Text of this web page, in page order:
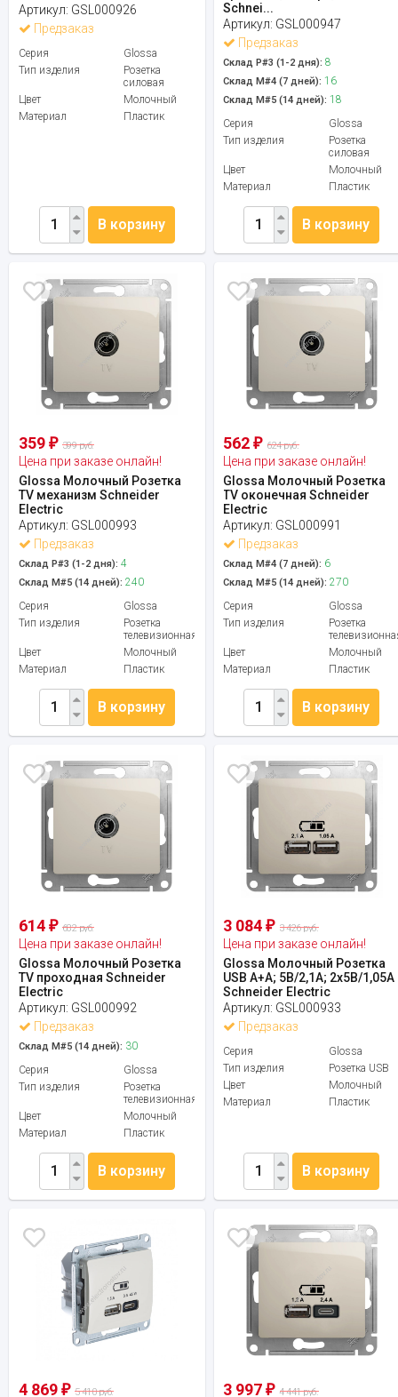
Артикул: GSL000926
Предзаказ
Серия
Glossa
Тип изделия
Розетка
силовая
Цвет
Молочный
Материал
Пластик
В корзину
Schnei...
Артикул: GSL000947
Предзаказ
Склад Р#3 (1-2 дня): 8
Склад М#4 (7 дней): 16
Склад М#5 (14 дней): 18
Серия
Glossa
Тип изделия
Розетка
силовая
Цвет
Молочный
Материал
Пластик
В корзину
359 ₽ 399 руб.
Цена при заказе онлайн!
Glossa Молочный Розетка
TV механизм Schneider
Electric
Артикул: GSL000993
Предзаказ
Склад Р#3 (1-2 дня): 4
Склад М#5 (14 дней): 240
Серия
Glossa
Тип изделия
Розетка
телевизионная
Цвет
Молочный
Материал
Пластик
В корзину
562₽ 624 руб.
Цена при заказе онлайн!
Glossa Молочный Розетка
TV оконечная Schneider
Electric
Артикул: GSL000991
Предзаказ
Склад М#4 (7 дней): 6
Склад М#5 (14 дней): 270
Серия
Glossa
Тип изделия
Розетка
Цвет
Молочный
Материал
Пластик
В корзину
614 ₽ 682 руб.
Цена при заказе онлайн!
Glossa Молочный Розетка
TV проходная Schneider
Electric
Артикул: GSL000992
Предзаказ
Склад М#5 (14 дней): 30
Серия
Glossa
Тип изделия
Розетка
телевизионная
Цвет
Молочный
Материал
Пластик
В корзину
3 084₽ 3 426 руб.
Цена при заказе онлайн!
Glossa Молочный Розетка
USB A+A; 5В/2,1А; 2x5В/1,05А
Schneider Electric
Артикул: GSL000933
Предзаказ
Серия
Glossa
Тип изделия
Розетка USB
Цвет
Молочный
Материал
Пластик
В корзину
4 869 ₽ 5 410 руб. 3 997₽ 4 441 руб.